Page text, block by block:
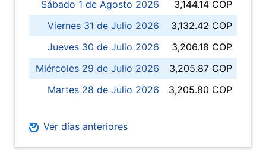
Sábado 1 de Agosto 2026
3,144.14 COP
Viernes 31 de Julio 2026
3,132.42 COP
Jueves 30 de Julio 2026
3,206.18 COP
Miércoles 29 de Julio 2026
3,205.87 COP
Martes 28 de Julio 2026
3,205.80 COP
Ver días anteriores